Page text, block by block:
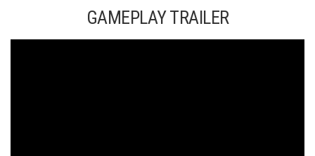
GAMEPLAY TRAILER